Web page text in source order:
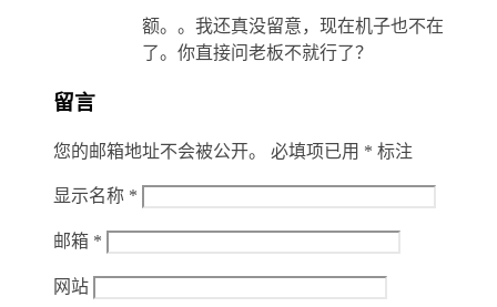
额。。我还真没留意，现在机子也不在
了。你直接问老板不就行了？
留言
您的邮箱地址不会被公开。 必填项已用 * 标注
显示名称 *
邮箱 *
网站